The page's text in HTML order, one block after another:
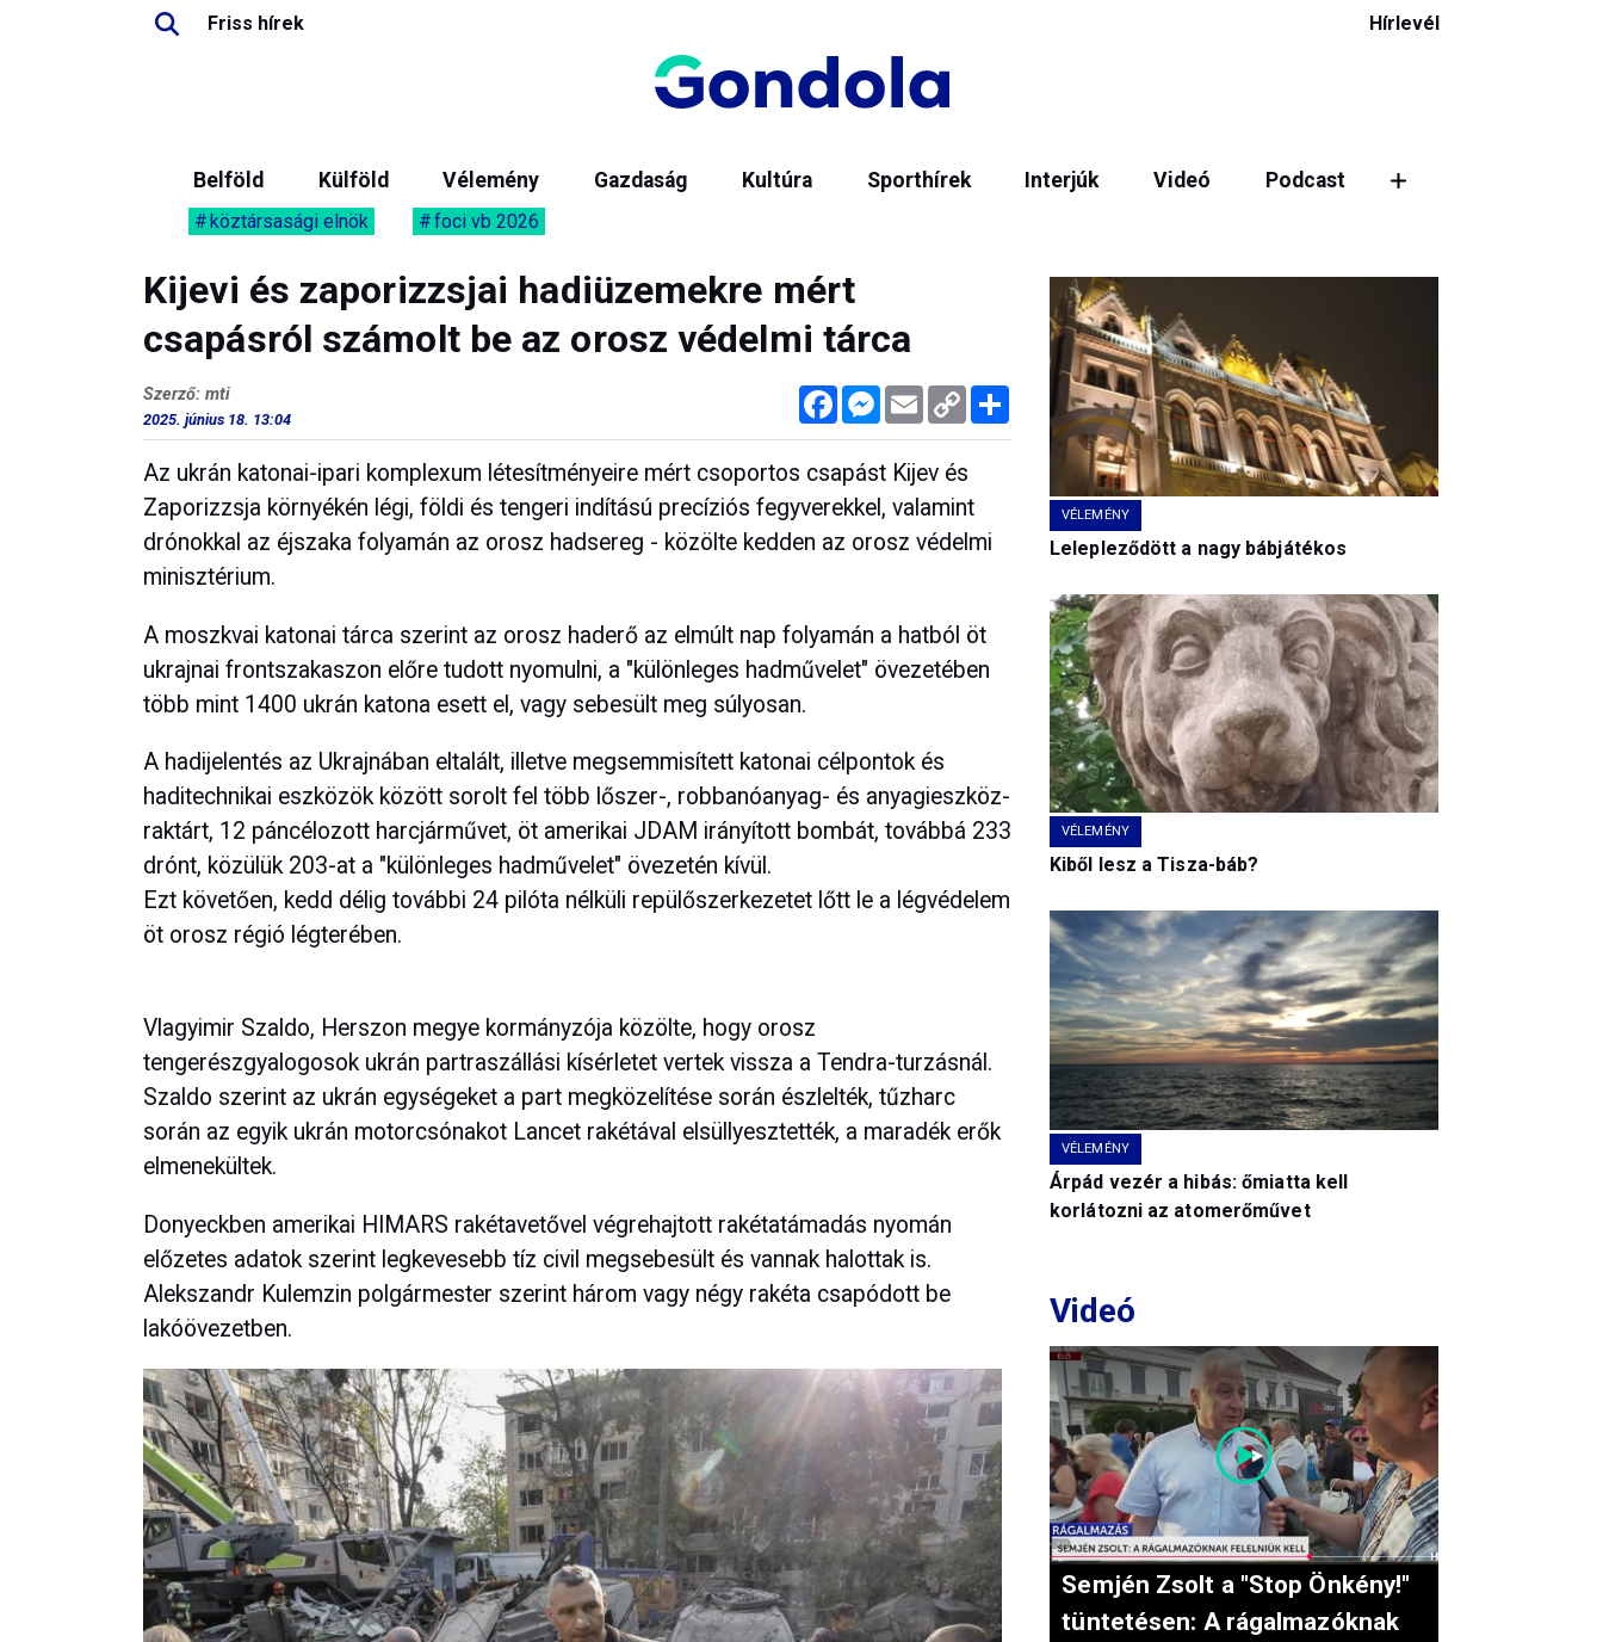
Friss hírek Hírlevél
Belföld Külföld Vélemény Gazdaság Kultúra Sporthírek Interjúk Videó Podcast
köztársasági elnök foci vb 2026
Kijevi és zaporizzsjai hadiüzemekre mért
csapásról számolt be az orosz védelmi tárca
FacebookMessenger
Email Copy
Link
Megosztás
Szerző: mti
2025. június 18. 13:04
Az ukrán katonai-ipari komplexum létesítményeire mért csoportos csapást Kijev és
Zaporizzsja környékén légi, földi és tengeri indítású precíziós fegyverekkel, valamint
drónokkal az éjszaka folyamán az orosz hadsereg - közölte kedden az orosz védelmi
minisztérium.
A moszkvai katonai tárca szerint az orosz haderő az elmúlt nap folyamán a hatból öt
ukrajnai frontszakaszon előre tudott nyomulni, a "különleges hadművelet" övezetében
több mint 1400 ukrán katona esett el, vagy sebesült meg súlyosan.
A hadijelentés az Ukrajnában eltalált, illetve megsemmisített katonai célpontok és
haditechnikai eszközök között sorolt fel több lőszer-, robbanóanyag- és anyagieszköz-
raktárt, 12 páncélozott harcjárművet, öt amerikai JDAM irányított bombát, továbbá 233
drónt, közülük 203-at a "különleges hadművelet" övezetén kívül.
Ezt követően, kedd délig további 24 pilóta nélküli repülőszerkezetet lőtt le a légvédelem
öt orosz régió légterében.
Vlagyimir Szaldo, Herszon megye kormányzója közölte, hogy orosz
tengerészgyalogosok ukrán partraszállási kísérletet vertek vissza a Tendra-turzásnál.
Szaldo szerint az ukrán egységeket a part megközelítése során észlelték, tűzharc
során az egyik ukrán motorcsónakot Lancet rakétával elsüllyesztették, a maradék erők
elmenekültek.
Donyeckben amerikai HIMARS rakétavetővel végrehajtott rakétatámadás nyomán
előzetes adatok szerint legkevesebb tíz civil megsebesült és vannak halottak is.
Alekszandr Kulemzin polgármester szerint három vagy négy rakéta csapódott be
lakóövezetben.
VÉLEMÉNY
Lelepleződött a nagy bábjátékos
VÉLEMÉNY
Kiből lesz a Tisza-báb?
VÉLEMÉNY
Árpád vezér a hibás: őmiatta kell
korlátozni az atomerőművet
Videó
Semjén Zsolt a "Stop Önkény!"
tüntetésen: A rágalmazóknak